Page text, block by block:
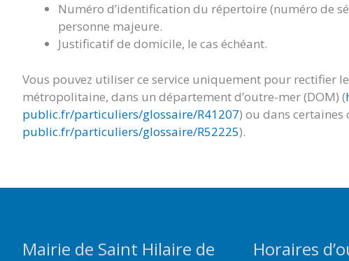
Numéro d’identification du répertoire (numéro de
personne majeure.
Justificatif de domicile, le cas échéant.
Vous pouvez utiliser ce service uniquement pour rectifier
métropolitaine, dans un département d’outre-mer (DOM) (
public.fr/particuliers/glossaire/R41207) ou dans certaines
public.fr/particuliers/glossaire/R52225).
Mairie de Saint Hilaire de
Horaires